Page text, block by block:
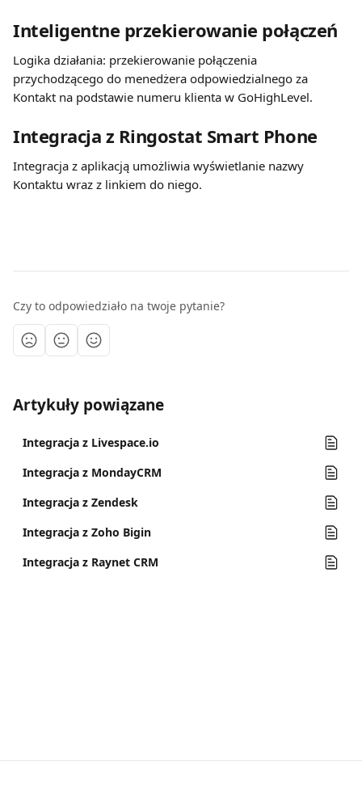
Inteligentne przekierowanie połączeń
Logika działania: przekierowanie połączenia
przychodzącego do menedżera odpowiedzialnego za
Kontakt na podstawie numeru klienta w GoHighLevel.
Integracja z Ringostat Smart Phone
Integracja z aplikacją umożliwia wyświetlanie nazwy
Kontaktu wraz z linkiem do niego.
Czy to odpowiedziało na twoje pytanie?
Artykuły powiązane
Integracja z Livespace.io
Integracja z MondayCRM
Integracja z Zendesk
Integracja z Zoho Bigin
Integracja z Raynet CRM